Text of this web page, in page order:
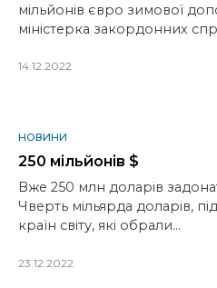
мільйонів євро зимової
міністерка закордонних
14.12.2022
НОВИНИ
250 мільйонів $
Вже 250 млн доларів
Чверть мільярда доларів,
країн світу, які обрали…
23.12.2022